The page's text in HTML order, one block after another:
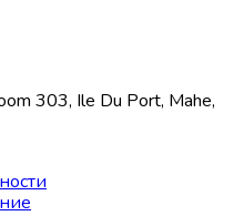
303, Ile Du Port, Mahe,